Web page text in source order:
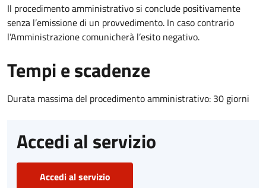
Il procedimento amministrativo si conclude positivamente
senza l’emissione di un provvedimento. In caso contrario
l’Amministrazione comunicherà l’esito negativo.
Tempi e scadenze
Durata massima del procedimento amministrativo: 30 giorni
Accedi al servizio
Accedi al servizio